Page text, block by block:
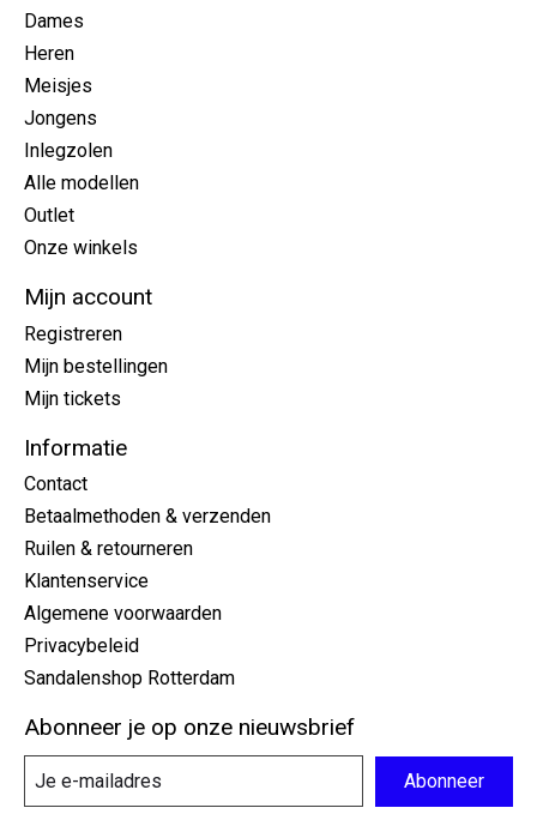
Dames
Heren
Meisjes
Jongens
Inlegzolen
Alle modellen
Outlet
Onze winkels
Mijn account
Registreren
Mijn bestellingen
Mijn tickets
Informatie
Contact
Betaalmethoden & verzenden
Ruilen & retourneren
Klantenservice
Algemene voorwaarden
Privacybeleid
Sandalenshop Rotterdam
Abonneer je op onze nieuwsbrief
Abonneer